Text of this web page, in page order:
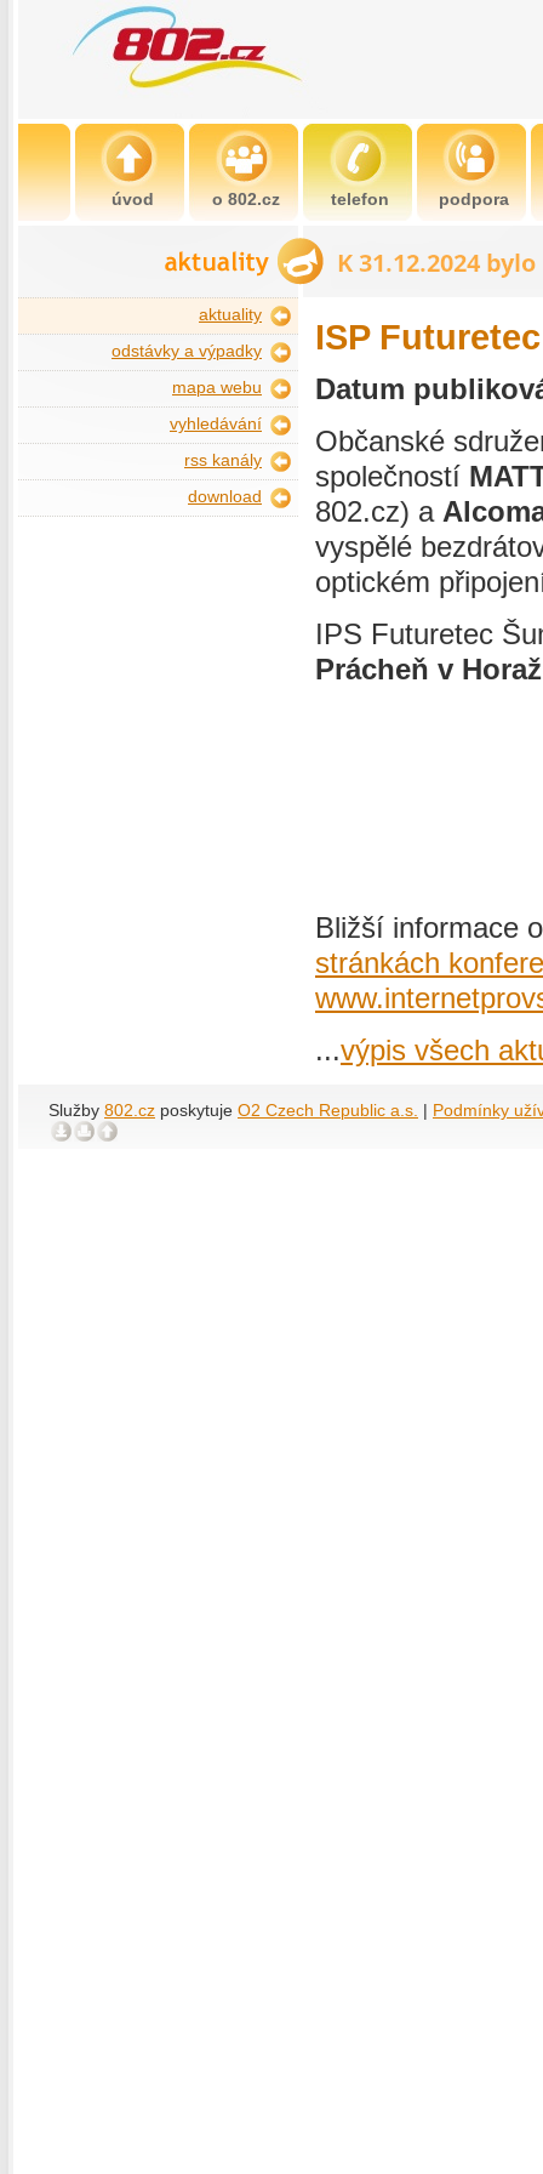
úvod o 802.cz telefon podpora
aktuality
odstávky a výpadky
mapa webu
vyhledávání
rss kanály
download
ISP Futuretec
Datum
Občanské
společností
802.cz) a
vyspělé
optickém
IPS Futuretec
Prácheň v
Bližší informace
stránkách
...výpis všech
Služby 802.cz poskytuje O2 Czech Republic a.s. Podmínky